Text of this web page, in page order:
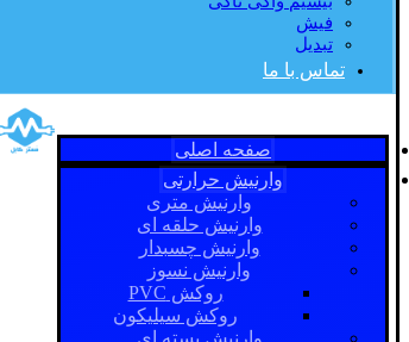
فیش
تبدیل
تماس با ما
صفحه اصلی
وارنیش حرارتی
وارنیش متری
وارنیش حلقه ای
وارنیش چسبدار
وارنیش نسوز
روکش PVC
روکش سیلیکون
وارنیش بسته ای